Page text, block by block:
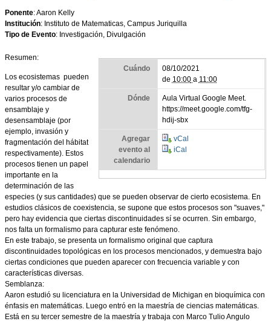
Ponente:Aaron Kelly
Institución: Instituto de Matematicas, Campus Juriquilla
Tipo de Evento: Investigación, Divulgación
Cuándo
08/10/2021
de 10:00 a 11:00
Dónde
Aula Virtual Google Meet.
https://meet.google.com/tfg-
hdij-sbx
Agregar
evento al
calendario
vCal
iCal
Resumen:
Los ecosistemas pueden
resultar y/o cambiar de
varios procesos de
ensamblaje y
desensamblaje (por
ejemplo, invasión y
fragmentación del hábitat
respectivamente). Estos
procesos tienen un papel
importante en la
determinación de las
especies (y sus cantidades) que se pueden observar de cierto ecosistema. En
estudios clásicos de coexistencia, se supone que estos procesos son "suaves,"
pero hay evidencia que ciertas discontinuidades sí se ocurren. Sin embargo,
nos falta un formalismo para capturar este fenómeno.
En este trabajo, se presenta un formalismo original que captura
discontinuidades topológicas en los procesos mencionados, y demuestra bajo
ciertas condiciones que pueden aparecer con frecuencia variable y con
características diversas.
Semblanza:
Aaron estudió su licenciatura en la Universidad de Michigan en bioquímica con
énfasis en matemáticas. Luego entró en la maestría de ciencias matemáticas.
Está en su tercer semestre de la maestría y trabaja con Marco Tulio Angulo